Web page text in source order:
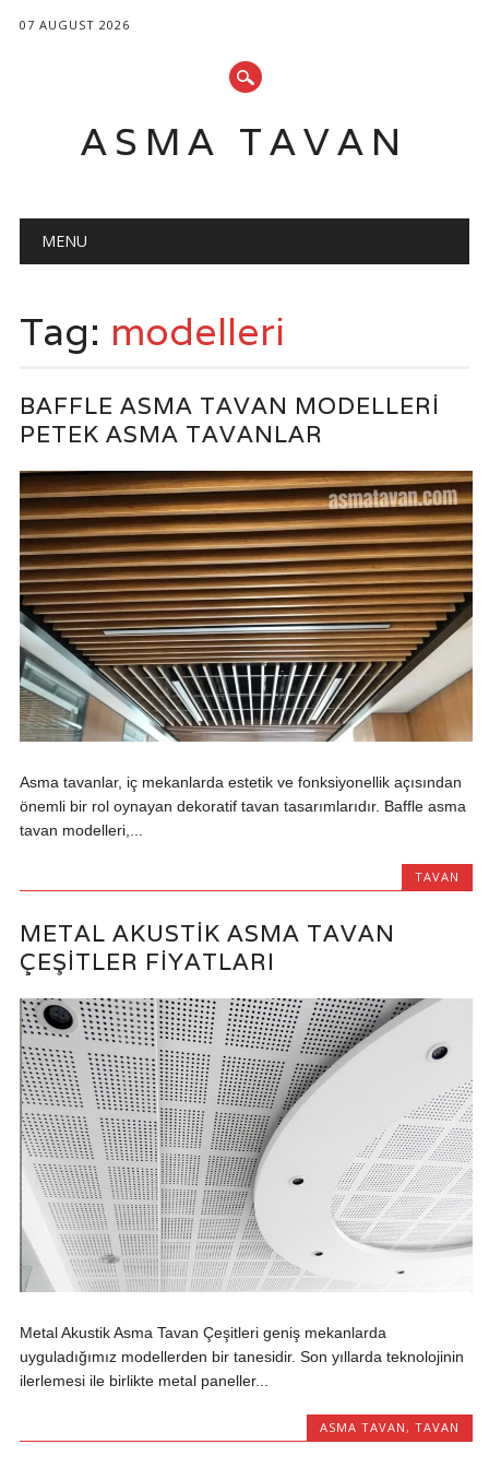
07 AUGUST 2026
ASMA TAVAN
Main menu
MENU
Tag: modelleri
BAFFLE ASMA TAVAN MODELLERI
PETEK ASMA TAVANLAR
Asma tavanlar, iç mekanlarda estetik ve fonksiyonellik açısından
önemli bir rol oynayan dekoratif tavan tasarımlarıdır. Baffle asma
tavan modelleri,...
TAVAN
METAL AKUSTIK ASMA TAVAN
ÇEŞITLER FIYATLARI
Metal Akustik Asma Tavan Çeşitleri geniş mekanlarda
uyguladığımız modellerden bir tanesidir. Son yıllarda teknolojinin
ilerlemesi ile birlikte metal paneller...
ASMA TAVAN, TAVAN